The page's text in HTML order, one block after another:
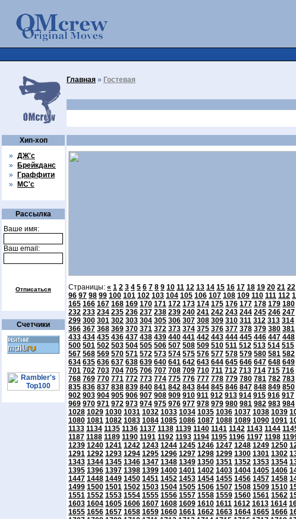
Хип-хоп
» ДЖ'с
»
Брейкданс
»
Граффити
»
МС'с
Рассылка
Ваше имя:
Ваш email:
Отписаться
Счетчики
Главная » Гостевая
Страницы: « 1 2 3 4 5 6 7 8 9 10 11 12 13 14 15 16 17 18 19 20 21 22
96 97 98 99 100 101 102 103 104 105 106 107 108 109 110 111 112
165 166 167 168 169 170 171 172 173 174 175 176 177 178 179 180
232 233 234 235 236 237 238 239 240 241 242 243 244 245 246 247
299 300 301 302 303 304 305 306 307 308 309 310 311 312 313 314
366 367 368 369 370 371 372 373 374 375 376 377 378 379 380 381
433 434 435 436 437 438 439 440 441 442 443 444 445 446 447 448
500 501 502 503 504 505 506 507 508 509 510 511 512 513 514 515
567 568 569 570 571 572 573 574 575 576 577 578 579 580 581 582
634 635 636 637 638 639 640 641 642 643 644 645 646 647 648 649
701 702 703 704 705 706 707 708 709 710 711 712 713 714 715 716
768 769 770 771 772 773 774 775 776 777 778 779 780 781 782 783
835 836 837 838 839 840 841 842 843 844 845 846 847 848 849 850
902 903 904 905 906 907 908 909 910 911 912 913 914 915 916 917
969 970 971 972 973 974 975 976 977 978 979 980 981 982 983 984
1028 1029 1030 1031 1032 1033 1034 1035 1036 1037 1038 1039
1080 1081 1082 1083 1084 1085 1086 1087 1088 1089 1090 1091
1133 1134 1135 1136 1137 1138 1139 1140 1141 1142 1143 1144
1187 1188 1189 1190 1191 1192 1193 1194 1195 1196 1197 1198
1239 1240 1241 1242 1243 1244 1245 1246 1247 1248 1249 1250
1291 1292 1293 1294 1295 1296 1297 1298 1299 1300 1301 1302
1343 1344 1345 1346 1347 1348 1349 1350 1351 1352 1353 1354
1395 1396 1397 1398 1399 1400 1401 1402 1403 1404 1405 1406
1447 1448 1449 1450 1451 1452 1453 1454 1455 1456 1457 1458
1499 1500 1501 1502 1503 1504 1505 1506 1507 1508 1509 1510
1551 1552 1553 1554 1555 1556 1557 1558 1559 1560 1561 1562
1603 1604 1605 1606 1607 1608 1609 1610 1611 1612 1613 1614
1655 1656 1657 1658 1659 1660 1661 1662 1663 1664 1665 1666